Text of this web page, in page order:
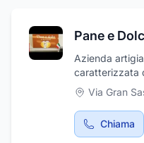
Azienda
caratterizzata
scelta delle
lavorazione
naturali. Ora
e gnocchi di
Via Gran
Chiama